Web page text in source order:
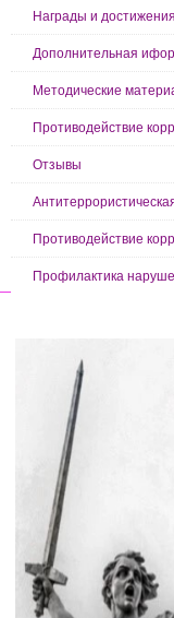
Награды и достижения
Дополнительная
Методические
Противодействие
Отзывы
Противодействие
Профилактика